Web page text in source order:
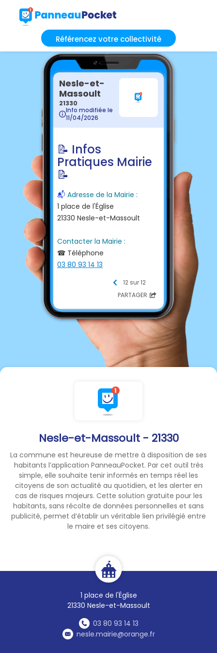
Référencez votre collectivité
Nesle-et-Massoult - 21330
La commune est heureuse de mettre à disposition de ses
habitants l’application PanneauPocket. Par cet outil très
simple, elle souhaite tenir informés en temps réel les
citoyens de son actualité au quotidien, et les alerter en
cas de risques majeurs. Cette solution gratuite pour les
habitants, sans récolte de données personnelles et sans
publicité, permet d’établir un véritable lien privilégié entre
le maire et ses citoyens.
1 place de l'Église
21330 Nesle-et-Massoult
03 80 93 14 13
nesle.mairie@orange.fr
Nesle-et-
Massoult
21330
Info modifiée le
11/04/2026
📝 Infos
Pratiques Mairie
📝
📬 Adresse de la Mairie :
1 place de l'Église
21330 Nesle-et-Massoult
Contacter la Mairie :
☎ Téléphone
03 80 93 14 13
nesle.mairie@orange.fr
12 sur 12
PARTAGER